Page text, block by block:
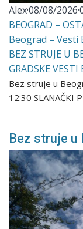
Alex·08/08/2026·
BEOGRAD –
Beograd – Vesti
BEZ STRUJE U
GRADSKE VESTI
Bez struje u
12:30 SLANAČKI
Bez struje u